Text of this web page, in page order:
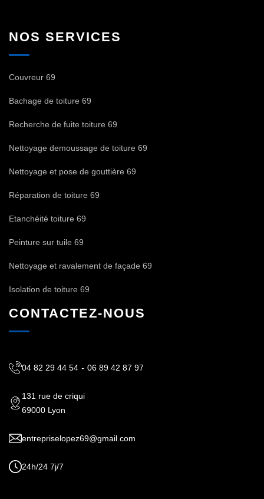
NOS SERVICES
Couvreur 69
Bachage de toiture 69
Recherche de fuite toiture 69
Nettoyage demoussage de toiture 69
Nettoyage et pose de gouttière 69
Réparation de toiture 69
Etanchéité toiture 69
Peinture sur tuile 69
Nettoyage et ravalement de façade 69
Isolation de toiture 69
CONTACTEZ-NOUS
04 82 29 44 54 - 06 89 42 87 97
131 rue de criqui
69000 Lyon
entrepriselopez69@gmail.com
24h/24 7j/7